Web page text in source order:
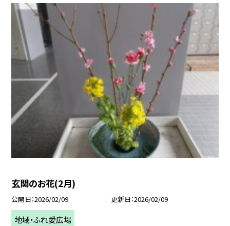
玄関のお花(2月)
公開日 2026/02/09 更新日 2026/02/09
地域・ふれ愛広場